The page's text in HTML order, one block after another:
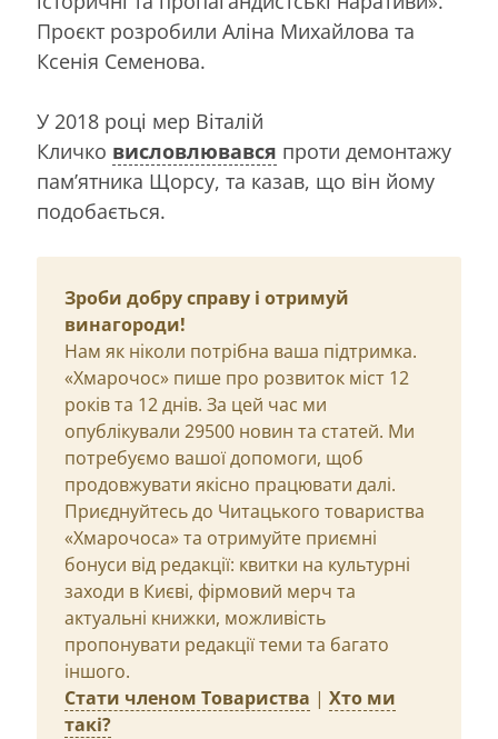
Проєкт розробили Аліна Михайлова та
Ксенія Семенова.
У 2018 році мер Віталій
Кличко висловлювався проти демонтажу
пам’ятника Щорсу, та казав, що він йому
подобається.
Зроби добру справу і отримуй
винагороди!
Нам як ніколи потрібна ваша підтримка.
«Хмарочос» пише про розвиток міст 12
років та 12 днів. За цей час ми
опублікували 29500 новин та статей. Ми
потребуємо вашої допомоги, щоб
продовжувати якісно працювати далі.
Приєднуйтесь до Читацького товариства
«Хмарочоса» та отримуйте приємні
бонуси від редакції: квитки на культурні
заходи в Києві, фірмовий мерч та
актуальні книжки, можливість
пропонувати редакції теми та багато
іншого.
Стати членом Товариства | Хто ми
такі?